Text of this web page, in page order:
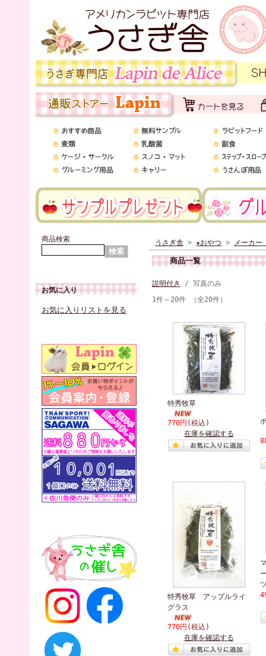
商品検索
お気に入り
お気に入りリストを見る
うさぎ舎 > ★おやつ > メーカ
商品一覧
説明付き
/ 写真のみ
1件～20件 （全20件）
特秀牧草
770円 (税込)
在庫を確認する
特秀牧草 アップルライ
グラス
770円 (税込)
在庫を確認する